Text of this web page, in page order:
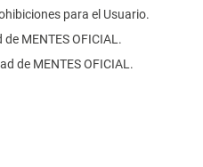
para el Usuario.
MENTES OFICIAL.
de MENTES OFICIAL.